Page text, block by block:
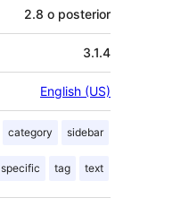
2.8 o posterior
3.1.4
English (US)
category sidebar
specific tag text